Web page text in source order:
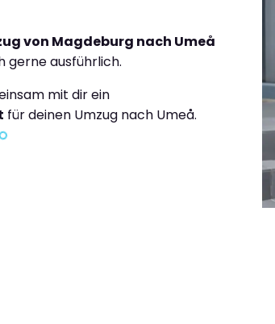
von Magdeburg nach Umeå
gerne ausführlich.
mit dir ein
für deinen Umzug nach Umeå.